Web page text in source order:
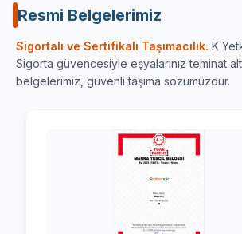
Resmi Belgelerimiz
Sigortalı ve Sertifikalı Taşımacılık. K
Sigorta güvencesiyle eşyalarınız teminat
belgelerimiz, güvenli taşıma sözümüzdür.